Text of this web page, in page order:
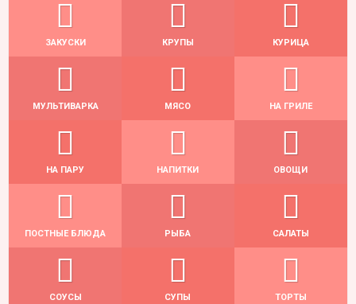
ЗАКУСКИ КРУПЫ КУРИЦА
МУЛЬТИВАРКА МЯСО НА ГРИЛЕ
НА ПАРУ НАПИТКИ ОВОЩИ
ПОСТНЫЕ БЛЮДА РЫБА САЛАТЫ
СОУСЫ СУПЫ ТОРТЫ